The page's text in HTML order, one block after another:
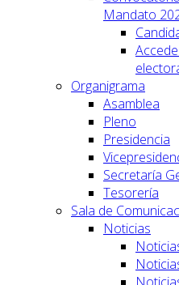
Mandato
Organigrama
Asamblea
Pleno
Presidencia
Secretaría
Tesorería
Sala de
Noticias